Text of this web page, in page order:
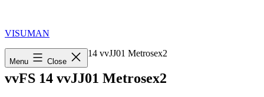
content
VISUMAN
Menu Close
Home »2010 vvFS 14 vvJJ01 Metrosex2
vvFS 14 vvJJ01 Metrosex2